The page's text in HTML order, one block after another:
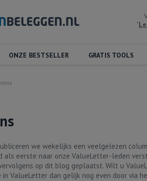
"
ONZE BESTSELLER GRATIS TOOLS
we wekelijks een veelgelezen
als eerste naar onze ValueLetter-leden
op dit blog geplaatst. Wilt u
in ValueLetter dan gelijk nog even door via